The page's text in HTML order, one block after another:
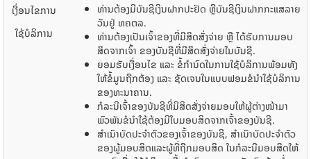
ເງື່ອນໄຂການ
ໃຊ້ບໍລິການ
ທ່ານ​ຕ້ອງ​ມີ​ບັນຊີ​ເງິນ​ຝາກ​ປະຢັດ ຫຼື​ບັນຊີ​ເງິນ​ຝາກກະ​ແສ​ລາຍ​
ວັນຢູ່​ ທຄຕລ.
ທ່ານ​ຕ້ອງ​ເປັນ​ເຈົ້າ​ຂອງ​​ທີ່​ມີ​ສິດ​ສັ່ງຈ່າຍ ຫຼື ​ໄດ້​ຮັບ​ການ​ມອບ​
ສິດ​ຈາກ​ເຈົ້າ​ ຂອງ​ບັນຊີ​ທີ່​ມີ​ສິດ​ສັ່ງຈ່າຍ​ໃນ​ບັນຊີ.
ຍອມຮັບ​ເງື່ອນ​ໄຂ ​ແລະ​ ຂໍ້​ກໍານົດ​ໃນ​ການ​ໃຊ້​ບໍລິການພ້ອມ​ທັງ​
ໃຫ້​ຂໍ້​ມູນ​ຖືກຕ້ອງ ​​ແລະ​ ຊັດ​ເຈນ​ໃນ​ແບບ​ຟອມຂໍ​​ນໍາ​ໃຊ້​ບໍລິການ
ຂອງ​ທະນາຄານ.
ກໍລະນີ​ເຈົ້າ​ຂອງ​ບັນຊີ​ທີ່​ມີ​ສິດ​ສັ່ງ​ຈ່າຍມອບ​​ໃຫ້​ຜູ້​ຕ່າງ​ໜ້າ​ມາ​
ພົວພັນ​ຂໍ​ນໍາ​ໃຊ້ຕ້ອງ​ມີ​​ໃບ​ມອບ​ສິດ​ຈາກ​ເຈົ້າ​ຂອງ​ບັນຊີ.
ສໍາ​ເນົາ​ບັດປະຈໍາຕົວ​ຂອງ​ເຈົ້າ​ຂອງ​ບັນຊີ, ສໍາ​ເນົາ​ບັດປະຈໍາຕົວ​
ຂອງ​ຜູ້​ມອບ​ສິດ​ແລະ​ຜູ້​ທີ່​ຖືກ​ມອບ​ສິດ ​ໃນ​ກໍລະນີ​ມອບ​ສິດ​ໃຫ້​